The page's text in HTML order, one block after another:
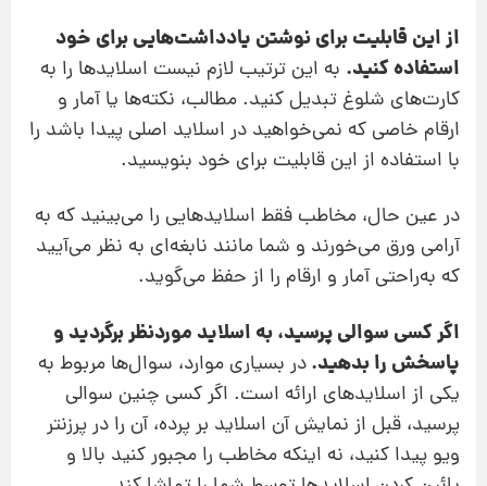
از این قابلیت برای نوشتن یادداشت‌هایی برای خود
استفاده کنید. به این ترتیب لازم نیست اسلایدها را به
کارت‌های شلوغ تبدیل کنید. مطالب، نکته‌ها یا آمار و
ارقام خاصی که نمی‌خواهید در اسلاید اصلی پیدا باشد را
با استفاده از این قابلیت برای خود بنویسید.
در عین حال،‌ مخاطب فقط اسلایدهایی را می‌بینید که به
آرامی ورق می‌خورند و شما مانند نابغه‌ای به نظر می‌آیید
که به‌راحتی آمار و ارقام را از حفظ می‌گوید.
اگر کسی سوالی پرسید، به اسلاید موردنظر برگردید و
پاسخش را بدهید.در بسیاری موارد، سوال‌ها مربوط به
یکی از اسلایدهای ارائه است. اگر کسی چنین سوالی
پرسید، قبل از نمایش آن اسلاید بر پرده، آن را در پرزنتر
ویو پیدا کنید، نه اینکه مخاطب را مجبور کنید بالا و